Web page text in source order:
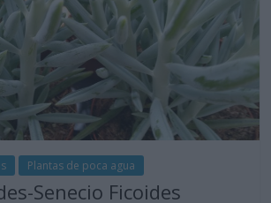
Plantas de poca agua
Senecio Ficoides